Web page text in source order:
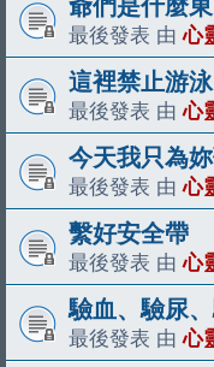
爺們是什麼
最後發表 由心
這裡禁止游泳
最後發表 由心
今天我只為
最後發表 由心
繫好安全帶
最後發表 由心
驗血、驗尿、
最後發表 由心